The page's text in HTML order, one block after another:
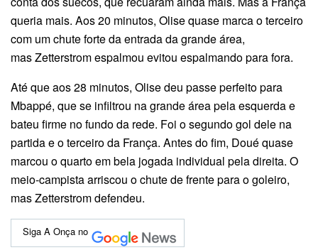
queria mais. Aos 20 minutos, Olise quase marca o terceiro
com um chute forte da entrada da grande área,
mas Zetterstrom espalmou evitou espalmando para fora.
Até que aos 28 minutos, Olise deu passe perfeito para
Mbappé, que se infiltrou na grande área pela esquerda e
bateu firme no fundo da rede. Foi o segundo gol dele na
partida e o terceiro da França. Antes do fim, Doué quase
marcou o quarto em bela jogada individual pela direita. O
meio-campista arriscou o chute de frente para o goleiro,
mas Zetterstrom defendeu.
Siga A Onça no